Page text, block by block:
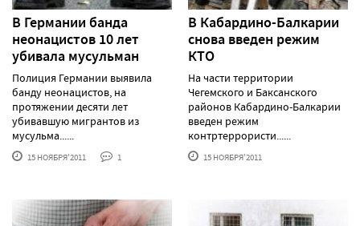
В Германии банда
неонацистов 10 лет
убивала мусульман
Полиция Германии выявила
банду неонацистов, на
протяжении десяти лет
убивавшую мигрантов из
мусульма......
15 НОЯБРЯ'2011 1
В Кабардино-Балкарии
снова введен режим
КТО
На части территории
Чегемского и Баксанского
районов Кабардино-Балкарии
введен режим
контртеррористи......
15 НОЯБРЯ'2011